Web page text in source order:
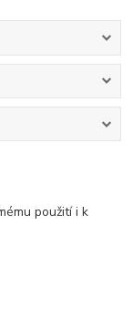
použití i k